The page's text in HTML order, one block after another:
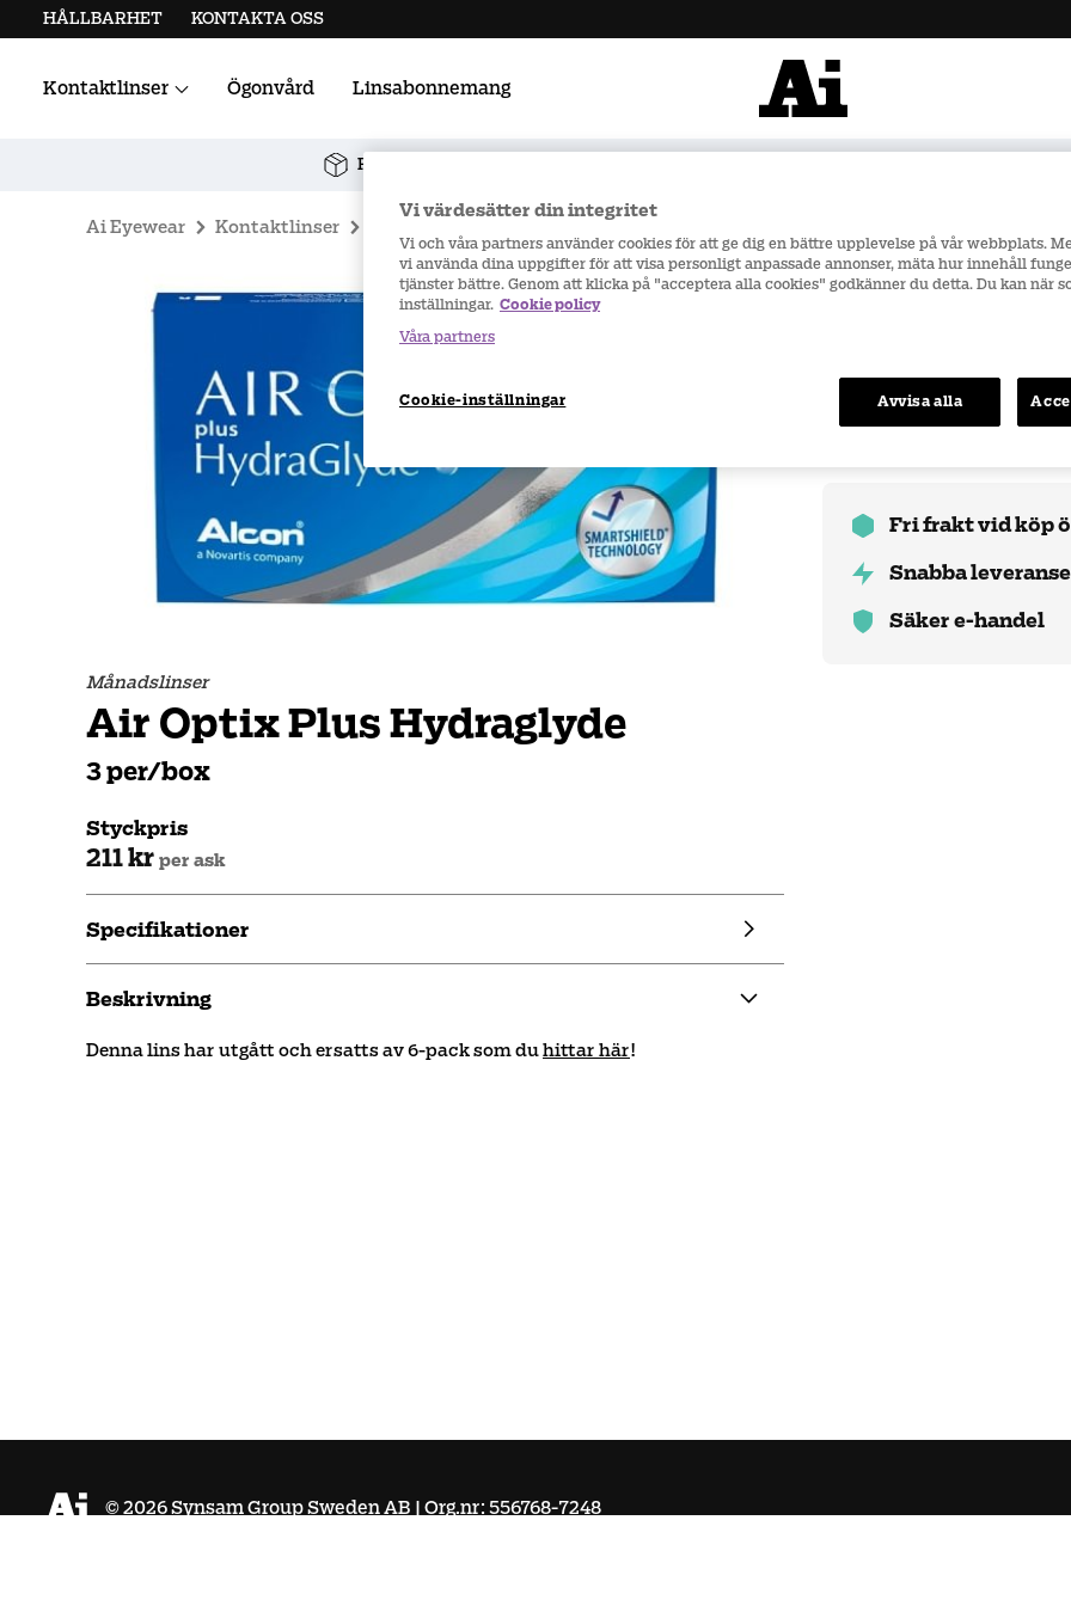
HÅLLBARHET KONTAKTA OSS
Kontaktlinser
Linstillbehör
Ögonvård Linsabonnemang
Fri frakt vid köp över 900 kr
Ai Eyewear Kontaktlinser
Månadslinser
Air Optix Plus Hydraglyde
3 per/box
Styckpris
211 kr per ask
Specifikationer
Beskrivning
Denna lins har utgått och ersatts av 6-pack som duhittar här!
Fri frakt vid köp
Snabba
Säker e-handel
©2026Synsam Group Sweden AB | Org.nr: 556768-7248
Vi värdesätter din integritet
Vi och våra partners använder cookies för att ge dig en bättre upplevelse på vår webbplats.
vi använda dina uppgifter för att visa personligt anpassade annonser, mäta hur innehåll
tjänster bättre. Genom att klicka på "acceptera alla cookies" godkänner du detta. Du kan när
inställningar. Cookie policy
Våra partners
Cookie-inställningar Avvisa alla